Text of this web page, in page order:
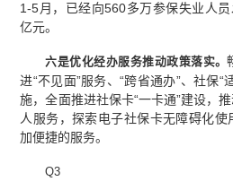
1-5月，已经向560多万参保失业人
亿元。
六是优化经办服务推动政策落实。
进“不见面”服务、“跨省通办”、社保
施，全面推进社保卡“一卡通”建设，
人服务，探索电子社保卡无障碍化
加便捷的服务。
Q3